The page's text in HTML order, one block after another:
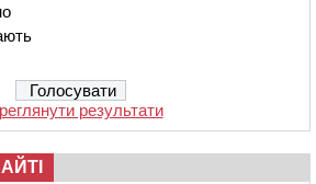
результати